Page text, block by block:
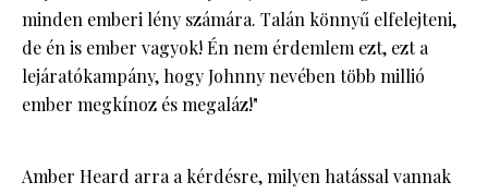
minden emberi lény számára. Talán könnyű elfelejteni,
de én is ember vagyok! Én nem érdemlem ezt, ezt a
lejáratókampány, hogy Johnny nevében több millió
ember megkínoz és megaláz!"
Amber Heard arra a kérdésre, milyen hatással vannak